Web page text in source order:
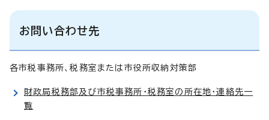
お問い合わせ先
各市税事務所、税務室または市役所収納対策部
財政局税務部及び市税事務所・税務室の所在地・連絡先一
覧